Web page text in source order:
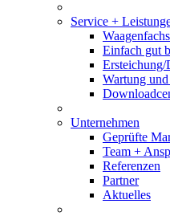
Service +
Einfach gut
Wartung
Unternehmen
Geprüfte
Team +
Referenzen
Partner
Aktuelles